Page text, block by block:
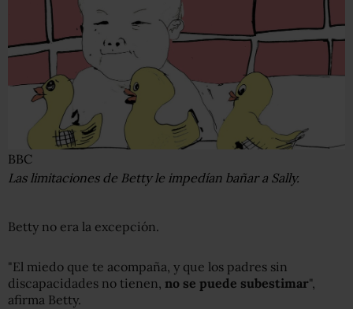
BBC
Las limitaciones de Betty le impedían bañar a Sally.
Betty no era la excepción.
"El miedo que te acompaña, y que los padres sin
discapacidades no tienen, no se puede subestimar",
afirma Betty.